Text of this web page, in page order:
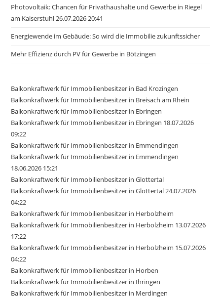
Photovoltaik: Chancen für Privathaushalte und Gewerbe in Riegel
am Kaiserstuhl 26.07.2026 20:41
Energiewende im Gebäude: So wird die Immobilie zukunftssicher
Mehr Effizienz durch PV für Gewerbe in Bötzingen
Balkonkraftwerk für Immobilienbesitzer in Bad Krozingen
Balkonkraftwerk für Immobilienbesitzer in Breisach am Rhein
Balkonkraftwerk für Immobilienbesitzer in Ebringen
Balkonkraftwerk für Immobilienbesitzer in Ebringen 18.07.2026
09:22
Balkonkraftwerk für Immobilienbesitzer in Emmendingen
Balkonkraftwerk für Immobilienbesitzer in Emmendingen
18.06.2026 15:21
Balkonkraftwerk für Immobilienbesitzer in Glottertal
Balkonkraftwerk für Immobilienbesitzer in Glottertal 24.07.2026
04:22
Balkonkraftwerk für Immobilienbesitzer in Herbolzheim
Balkonkraftwerk für Immobilienbesitzer in Herbolzheim 13.07.2026
17:22
Balkonkraftwerk für Immobilienbesitzer in Herbolzheim 15.07.2026
04:22
Balkonkraftwerk für Immobilienbesitzer in Horben
Balkonkraftwerk für Immobilienbesitzer in Ihringen
Balkonkraftwerk für Immobilienbesitzer in Merdingen